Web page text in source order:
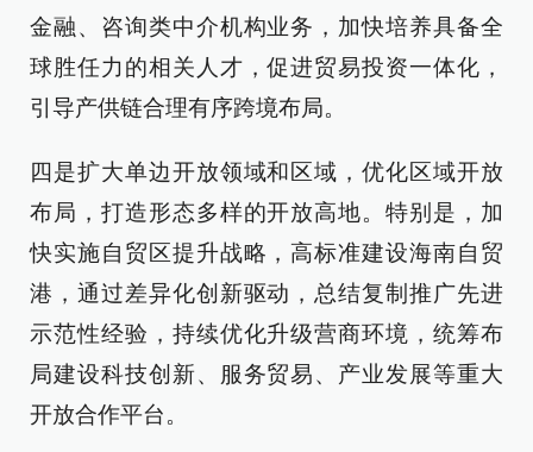
金融、咨询类中介机构业务，加快培养具备全
球胜任力的相关人才，促进贸易投资一体化，
引导产供链合理有序跨境布局。
四是扩大单边开放领域和区域，优化区域开放
布局，打造形态多样的开放高地。特别是，加
快实施自贸区提升战略，高标准建设海南自贸
港，通过差异化创新驱动，总结复制推广先进
示范性经验，持续优化升级营商环境，统筹布
局建设科技创新、服务贸易、产业发展等重大
开放合作平台。